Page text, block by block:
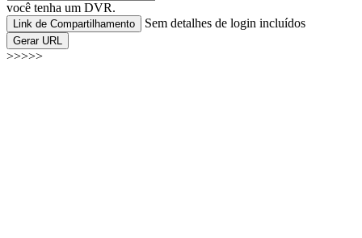
você tenha um DVR.
Link de Compartilhamento Sem detalhes de login incluídos
Gerar URL
>>>>>